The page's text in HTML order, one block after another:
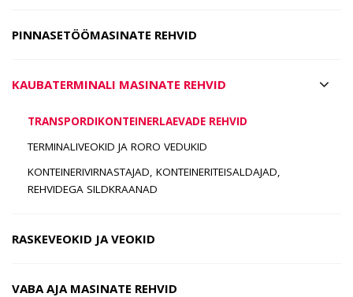
PINNASETÖÖMASINATE REHVID
KAUBATERMINALI MASINATE REHVID
TRANSPORDIKONTEINERLAEVADE REHVID
TERMINALIVEOKID JA RORO VEDUKID
KONTEINERIVIRNASTAJAD, KONTEINERITEISALDAJAD,
REHVIDEGA SILDKRAANAD
RASKEVEOKID JA VEOKID
VABA AJA MASINATE REHVID